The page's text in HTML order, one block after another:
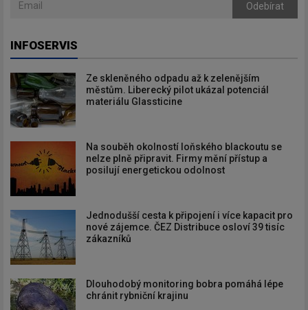
Odebírat
INFOSERVIS
Ze skleněného odpadu až k zelenějším
městům. Liberecký pilot ukázal potenciál
materiálu Glassticine
Na souběh okolností loňského blackoutu se
nelze plně připravit. Firmy mění přístup a
posilují energetickou odolnost
Jednodušší cesta k připojení i více kapacit pro
nové zájemce. ČEZ Distribuce osloví 39 tisíc
zákazníků
Dlouhodobý monitoring bobra pomáhá lépe
chránit rybniční krajinu